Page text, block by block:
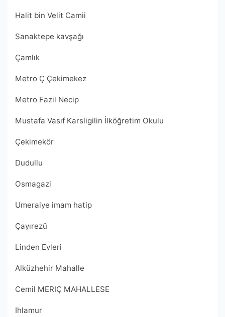
Halit bin Velit Camii
Sanaktepe kavşağı
Çamlık
Metro Ç Çekimekez
Metro Fazil Necip
Mustafa Vasıf Karsligilin İlköğretim Okulu
Çekimekör
Dudullu
Osmagazi
Umeraiye imam hatip
Çayırezü
Linden Evleri
Alküzhehir Mahalle
Cemil MERIÇ MAHALLESE
Ihlamur